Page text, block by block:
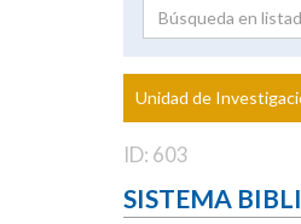
Proyecto
Unidad de
ID: 603
SISTEMA